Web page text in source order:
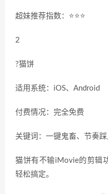
超妹推荐指数：⭐️⭐️⭐️
2
?猫饼
适用系统：iOS、Android
付费情况：完全免费
关键词：一键鬼畜、节奏踩
猫饼有不输iMovie的剪辑
轻松搞定。